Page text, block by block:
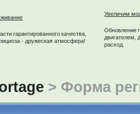
гарантированного качества,
- дружеская атмосфера!
Увеличим
Обновление
двигателем,
расход.
> Форма